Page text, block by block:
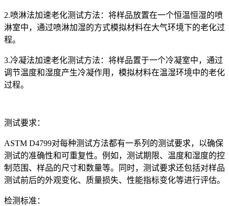
2.喷淋法加速老化测试方法：将样品放置在一个恒温恒湿的喷
淋室中，通过喷淋加湿的方式模拟材料在大气环境下的老化过
程。
3.冷凝法加速老化测试方法：将样品置于一个冷凝室中，通过
调节温度和湿度产生冷凝作用，模拟材料在温湿环境中的老化
过程。
测试要求：
ASTM D4799对每种测试方法都有一系列的测试要求，以确保
测试的准确性和可重复性。例如，测试期限、温度和湿度的控
制范围、样品的尺寸和数量等。同时，测试要求还包括对样品
测试前后的外观变化、质量损失、性能指标变化等进行评估。
检测标准：